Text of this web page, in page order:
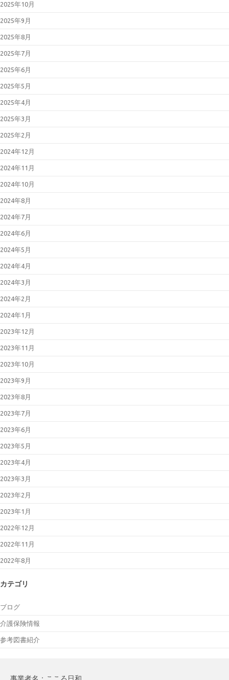
2025年10月
2025年9月
2025年8月
2025年7月
2025年6月
2025年5月
2025年4月
2025年3月
2025年2月
2024年12月
2024年11月
2024年10月
2024年8月
2024年7月
2024年6月
2024年5月
2024年4月
2024年3月
2024年2月
2024年1月
2023年12月
2023年11月
2023年10月
2023年9月
2023年8月
2023年7月
2023年6月
2023年5月
2023年4月
2023年3月
2023年2月
2023年1月
2022年12月
2022年11月
2022年8月
カテゴリ
ブログ
介護保険情報
参考図書紹介